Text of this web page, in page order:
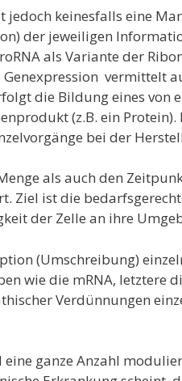
jedoch keinesfalls eine
der jeweiligen
als Variante der
vermittelt
die Bildung eines
(z.B. ein
bei der
als auch den
Ziel ist die
der Zelle an ihre
(Umschreibung)
wie die mRNA,
Verdünnungen
ganze Anzahl